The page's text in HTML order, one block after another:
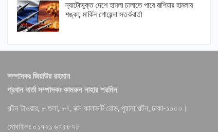
ন্যাটোভুক্ত দেশে হামলা চালাতে পারে রাশিয়ার হামলার
শঙ্কা, মার্কিন গোয়েন্দা সতর্কবার্তা
সম্পাদকঃ জিয়াউর রহমান
প্রধান বার্তা সম্পাদকঃ কামরুন নাহার শরমিন
পল্টন টাওয়ার, ৮ তলা, ৮৭, বক্স কালভার্ট রোড, পুরানা পল্টন, ঢাকা-১০০০।
মোবাইলঃ ০১৭২১ ৬৭৫৮৭৮